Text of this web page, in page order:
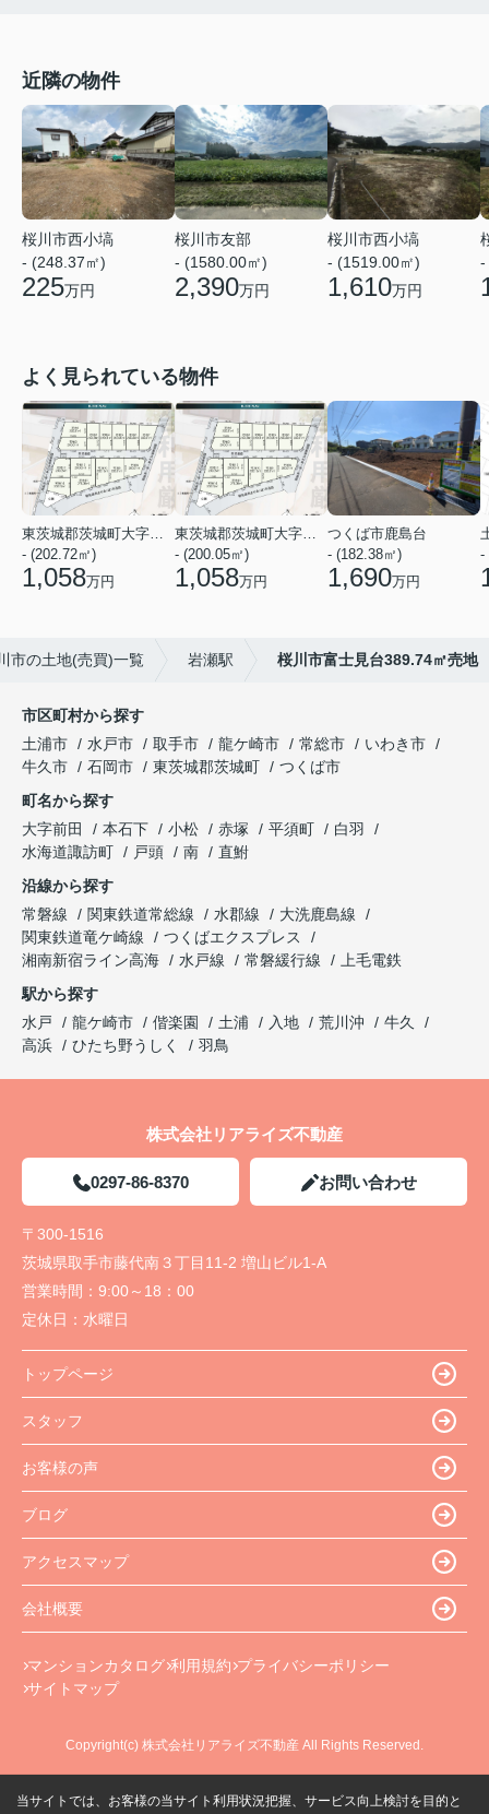
近隣の物件
桜川市西小塙
- (248.37㎡)
225万円
桜川市友部
- (1580.00㎡)
2,390万円
桜川市西小塙
- (1519.00㎡)
1,610万円
-
よく見られている物件
東茨城郡茨城町大字前田
- (202.72㎡)
1,058万円
東茨城郡茨城町大字前田
- (200.05㎡)
1,058万円
つくば市鹿島台
- (182.38㎡)
1,690万円
-
市の土地(売買)一覧 岩瀬駅 桜川市富士見台389.74㎡売地
市区町村から探す
土浦市
水戸市 取手市 龍ケ崎市 常総市
いわき市
牛久市
石岡市 東茨城郡茨城町
つくば市
町名から探す
大字前田
本石下 小松 赤塚 平須町
白羽
水海道諏訪町
戸頭 南
直鮒
沿線から探す
常磐線
関東鉄道常総線 水郡線
大洗鹿島線
関東鉄道竜ケ崎線
つくばエクスプレス
湘南新宿ライン高海
水戸線 常磐緩行線
上毛電鉄
駅から探す
水戸
龍ケ崎市 偕楽園 土浦 入地 荒川沖
牛久
高浜
ひたち野うしく 羽鳥
株式会社リアライズ不動産
0297-86-8370 お問い合わせ
〒300-1516
茨城県取手市藤代南３丁目11-2 増山ビル1-A
営業時間： 9:00～18：00
定休日： 水曜日
トップページ
スタッフ
お客様の声
ブログ
アクセスマップ
会社概要
マンションカタログ 利用規約 プライバシーポリシー
サイトマップ
Copyright(c) 株式会社リアライズ不動産 All Rights Reserved.
当サイトでは、お客様の当サイト利用状況把握、サービス向上検討を目的と